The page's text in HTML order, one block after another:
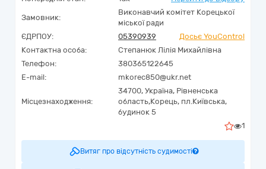
Замовник:
Виконавчий комітет Корецької
міської ради
ЄДРПОУ:
05390939
Досьє YouControl
Контактна особа:
Степанюк Лілія Михайлівна
Телефон:
380365122645
E-mail:
mkorec850@ukr.net
Місцезнаходження:
34700, Україна, Рівненська
область,Корець, пл.Київська,
будинок 5
1
Витяг про відсутність судимості